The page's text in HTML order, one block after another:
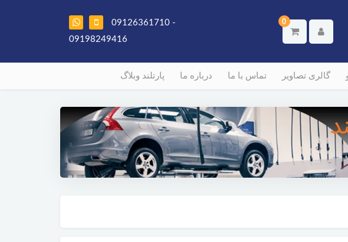
0
09126361710 -
09198249416
گالری تصاویر تماس با ما درباره ما پارتلند وبلاگ